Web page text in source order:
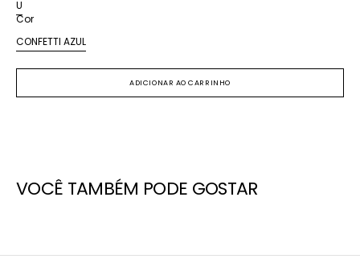
UVariante
esgotada
ou
indisponível
Cor
CONFETTI AZUL
Variante
ADICIONAR AO CARRINHO
VOCÊ TAMBÉM PODE GOSTAR